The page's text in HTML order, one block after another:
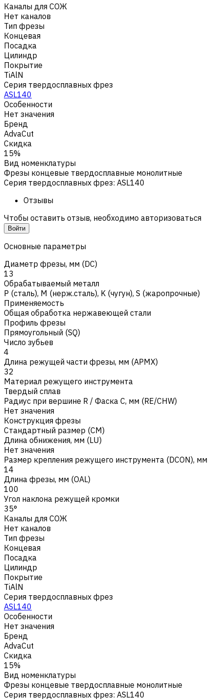
Каналы для СОЖ
Нет каналов
Тип фрезы
Концевая
Посадка
Цилиндр
Покрытие
TiAlN
Серия твердосплавных фрез
ASL140
Особенности
Нет значения
Бренд
AdvaCut
Скидка
15%
Вид номенклатуры
Фрезы концевые твердосплавные монолитные
Серия твердосплавных фрез: ASL140
Отзывы
Чтобы оставить отзыв, необходимо авторизоваться
Войти
Основные параметры
Диаметр фрезы, мм (DC)
13
Обрабатываемый металл
Р (сталь), M (нерж.сталь), K (чугун), S (жаропрочные)
Применяемость
Общая обработка нержавеющей стали
Профиль фрезы
Прямоугольный (SQ)
Число зубьев
4
Длина режущей части фрезы, мм (APMX)
32
Материал режущего инструмента
Твердый сплав
Радиус при вершине R / Фаска C, мм (RE/CHW)
Нет значения
Конструкция фрезы
Стандартный размер (CM)
Длина обнижения, мм (LU)
Нет значения
Размер крепления режущего инструмента (DCON), мм
14
Длина фрезы, мм (OAL)
100
Угол наклона режущей кромки
35°
Каналы для СОЖ
Нет каналов
Тип фрезы
Концевая
Посадка
Цилиндр
Покрытие
TiAlN
Серия твердосплавных фрез
ASL140
Особенности
Нет значения
Бренд
AdvaCut
Скидка
15%
Вид номенклатуры
Фрезы концевые твердосплавные монолитные
Серия твердосплавных фрез: ASL140